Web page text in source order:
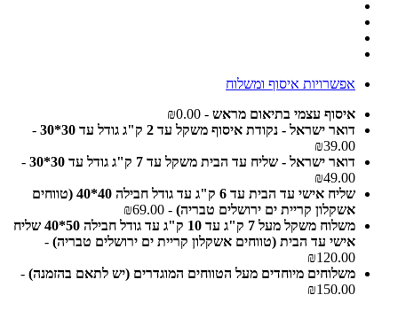
אפשרויות איסוף ומשלוח
איסוף עצמי בתיאום מראש - ₪0.00
דואר ישראל - נקודת איסוף משקל עד 2 ק"ג גודל עד 30*30
-
₪39.00
דואר ישראל - שליח עד הבית משקל עד 7 ק"ג גודל עד 30*30
-
₪49.00
שליח אישי עד הבית עד 6 ק"ג עד גודל חבילה 40*40 (טווחים
אשקלון קריית ים ירושלים טבריה) - ₪69.00
משלוח משקל מעל 7 ק"ג עד 10 ק"ג עד גודל חבילה 50*40 שליח
אישי עד הבית (טווחים אשקלון קריית ים ירושלים טבריה) -
₪120.00
משלוחים מיוחדים מעל הטווחים המוגדרים (יש לתאם בהזמנה) -
₪150.00